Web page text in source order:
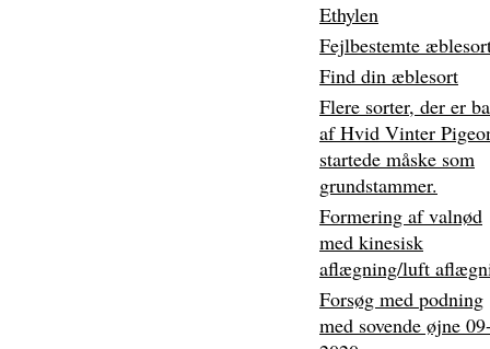
Ethylen
Fejlbestemte
Find din æblesort
Flere sorter, der er
af Hvid Vinter
startede måske som
grundstammer.
Formering af valnød
med kinesisk
aflægning/luft
Forsøg med podning
med sovende øjne